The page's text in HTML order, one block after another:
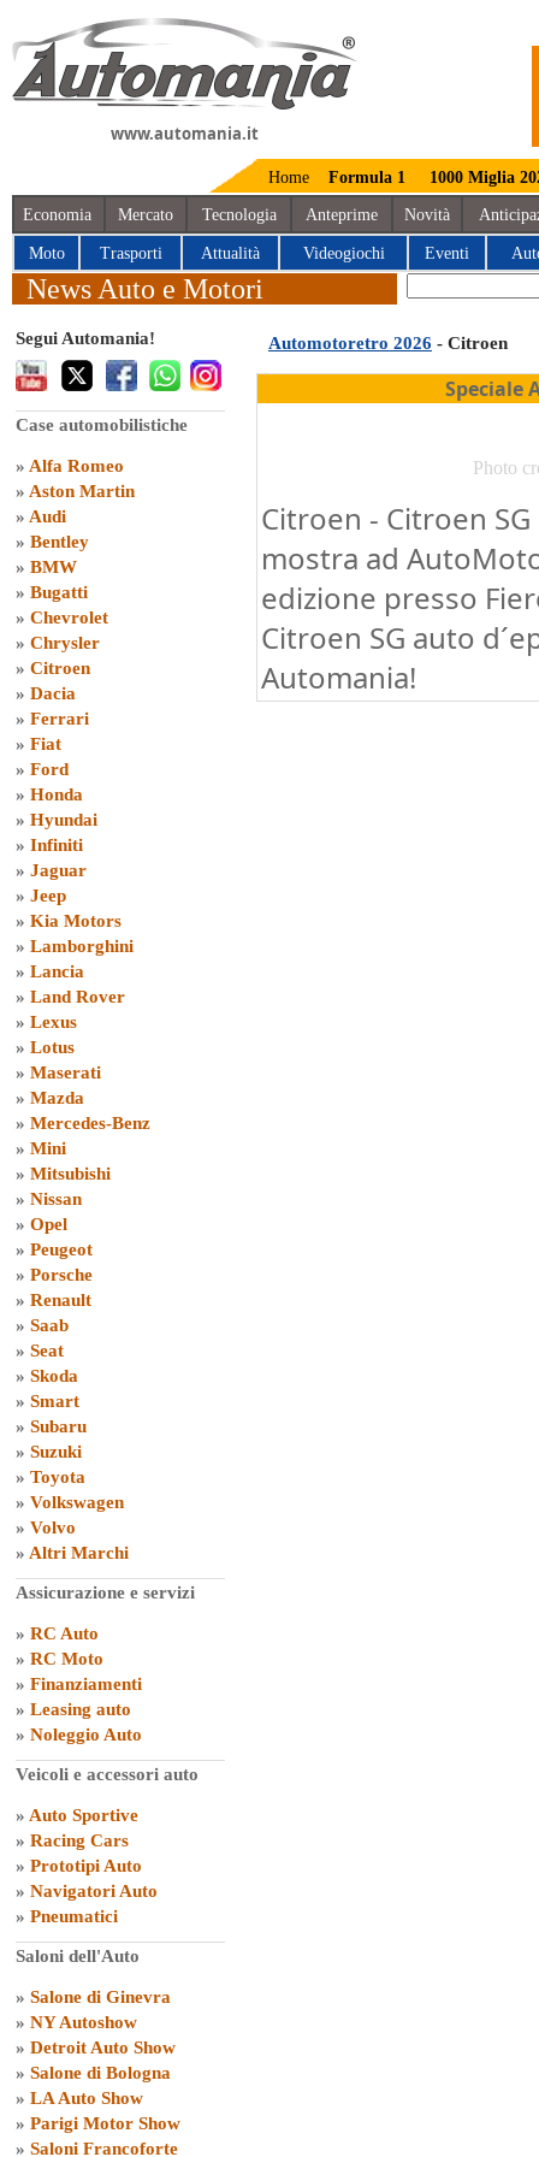
www.automania.it
Home Formula 1 1000 Miglia
Economia Mercato Tecnologia Anteprime Novità
Moto Trasporti Attualità Videogiochi Eventi
News Auto e Motori
Segui Automania!
Case automobilistiche
» Alfa Romeo
» Aston Martin
» Audi
» Bentley
» BMW
» Bugatti
» Chevrolet
» Chrysler
» Citroen
» Dacia
» Ferrari
» Fiat
» Ford
» Honda
» Hyundai
» Infiniti
» Jaguar
» Jeep
» Kia Motors
» Lamborghini
» Lancia
» Land Rover
» Lexus
» Lotus
» Maserati
» Mazda
» Mercedes-Benz
» Mini
» Mitsubishi
» Nissan
» Opel
» Peugeot
» Porsche
» Renault
» Saab
» Seat
» Skoda
» Smart
» Subaru
» Suzuki
» Toyota
» Volkswagen
» Volvo
» Altri Marchi
Assicurazione e servizi
» RC Auto
» RC Moto
» Finanziamenti
» Leasing auto
» Noleggio Auto
Veicoli e accessori auto
» Auto Sportive
» Racing Cars
» Prototipi Auto
» Navigatori Auto
» Pneumatici
Saloni dell'Auto
» Salone di Ginevra
» NY Autoshow
» Detroit Auto Show
» Salone di Bologna
» LA Auto Show
» Parigi Motor Show
» Saloni Francoforte
Automotoretro 2026 - Citroen
Speciale
Photo
Citroen - Citroen
mostra ad
edizione presso
Citroen SG auto
Automania!